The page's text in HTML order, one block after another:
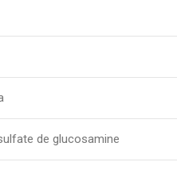
de glucosamine